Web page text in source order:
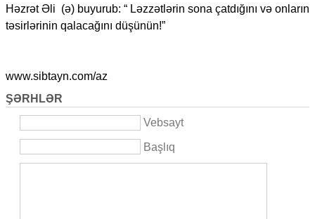
Həzrət Əli (ə) buyurub: “ Ləzzətlərin sona çatdığını və onların
təsirlərinin qalacağını düşünün!”
www.sibtayn.com/az
ŞƏRHLƏR
Vebsayt
Başlıq